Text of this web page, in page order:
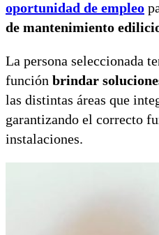
oportunidad de empleo
de mantenimiento
La persona seleccionada
función brindar
las distintas áreas que
garantizando el correcto
instalaciones.